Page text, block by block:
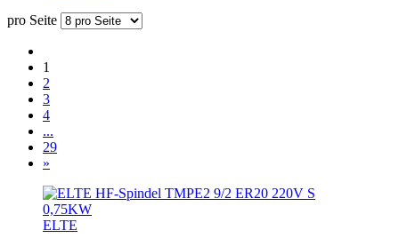
pro Seite
1
2
3
4
...
29
»
ELTE